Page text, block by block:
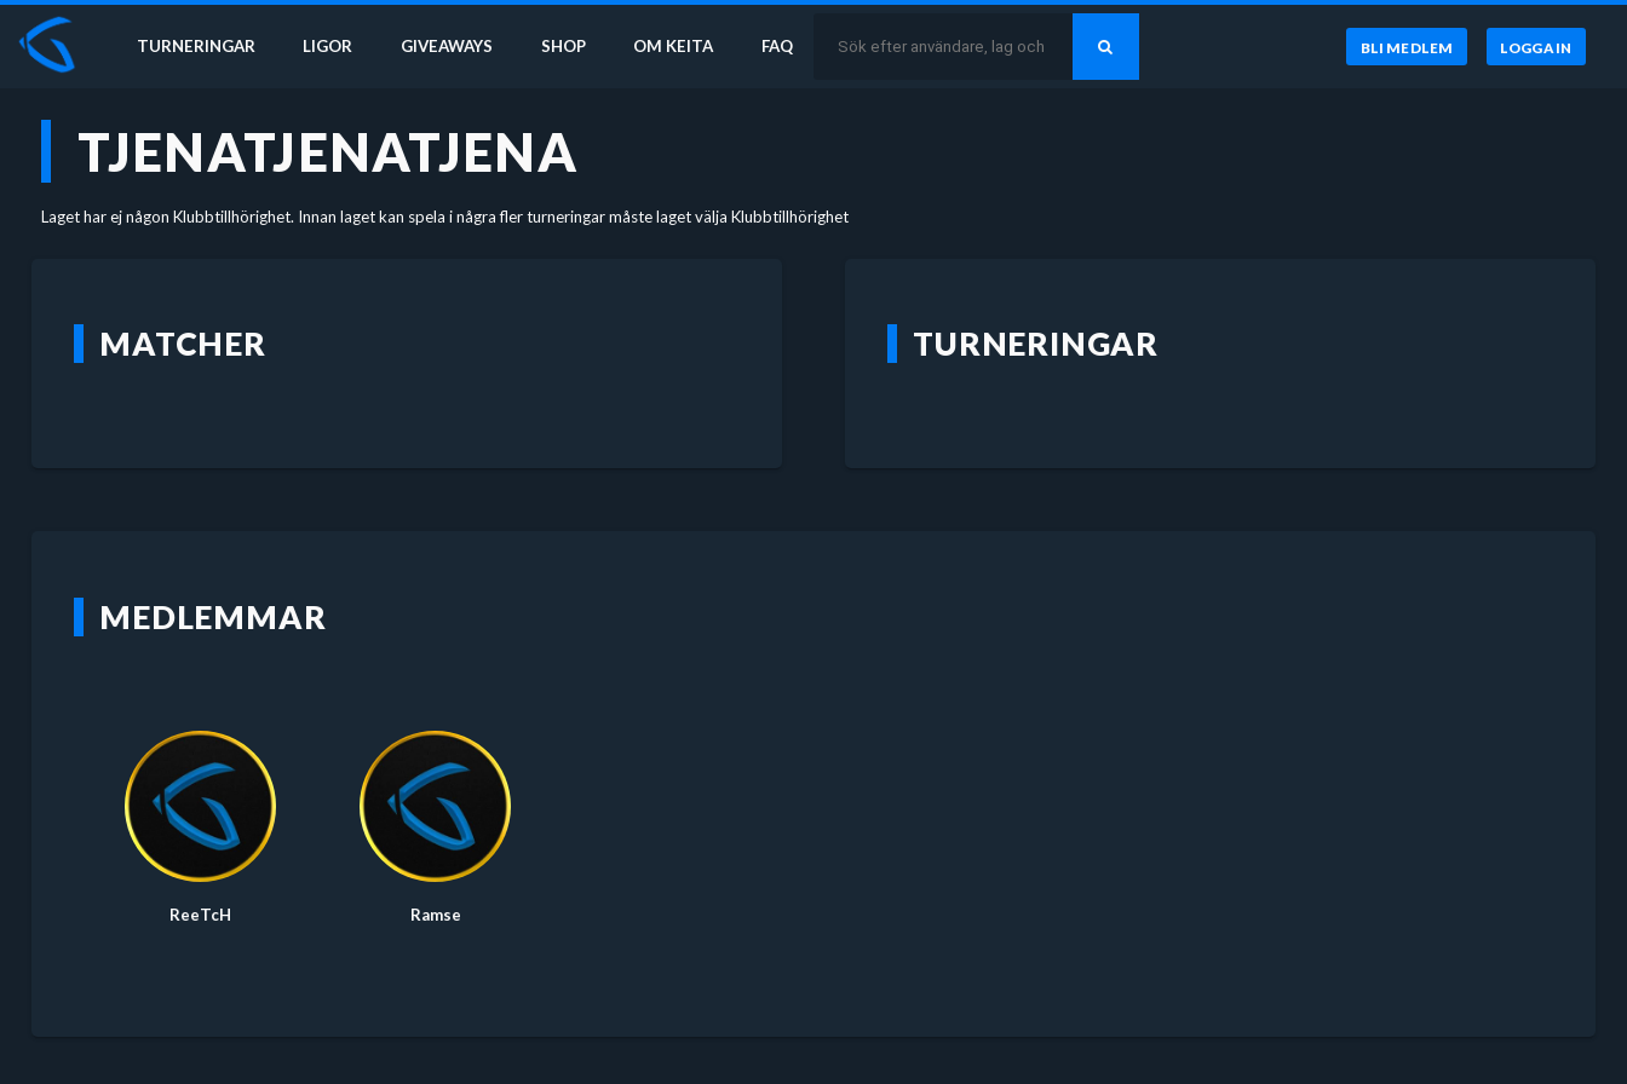
TURNERINGAR LIGOR GIVEAWAYS SHOP OM KEITA FAQ BLI MEDLEM LOGGA IN
TJENATJENATJENA
Laget har ej någon Klubbtillhörighet. Innan laget kan spela i några fler turneringar måste laget välja Klubbtillhörighet
MATCHER TURNERINGAR
MEDLEMMAR
ReeTcH Ramse